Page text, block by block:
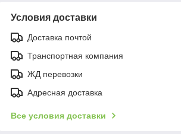
Условия доставки
Доставка почтой
Транспортная компания
ЖД перевозки
Адресная доставка
Все условия доставки